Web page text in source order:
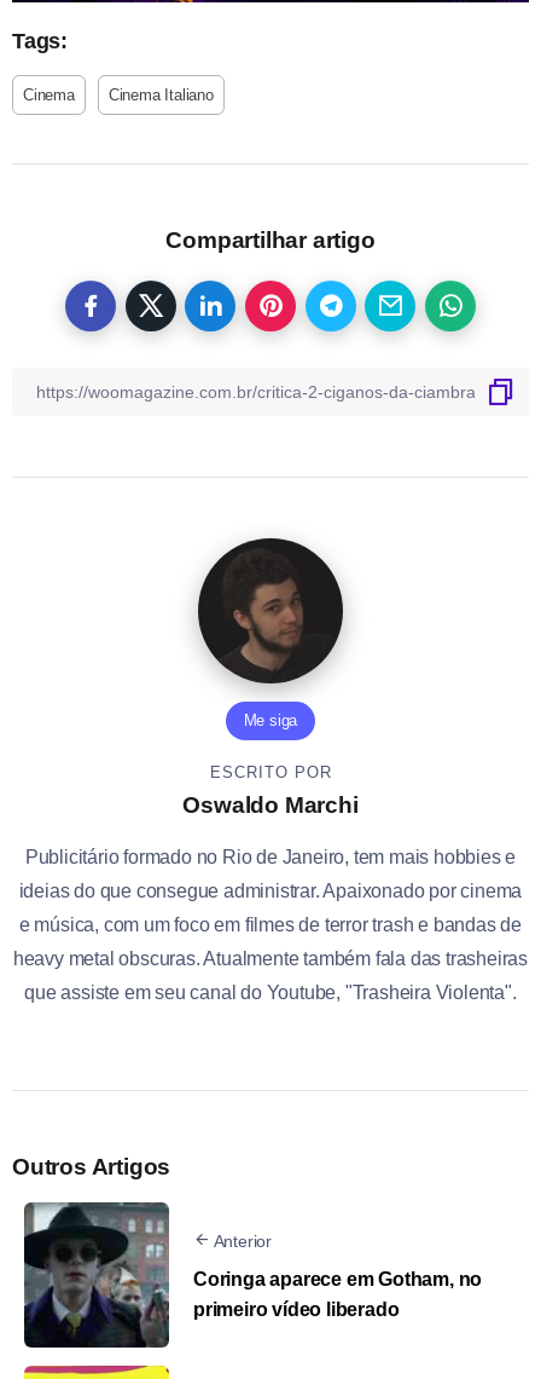
Tags:
Cinema Cinema Italiano
Compartilhar artigo
Me siga
ESCRITO POR
Oswaldo Marchi
Publicitário formado no Rio de Janeiro, tem mais hobbies e
ideias do que consegue administrar. Apaixonado por cinema
e música, com um foco em filmes de terror trash e bandas de
heavy metal obscuras. Atualmente também fala das trasheiras
que assiste em seu canal do Youtube, "Trasheira Violenta".
Outros Artigos
Anterior
Coringa aparece em Gotham, no
primeiro vídeo liberado